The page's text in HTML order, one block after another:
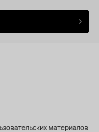
материалов